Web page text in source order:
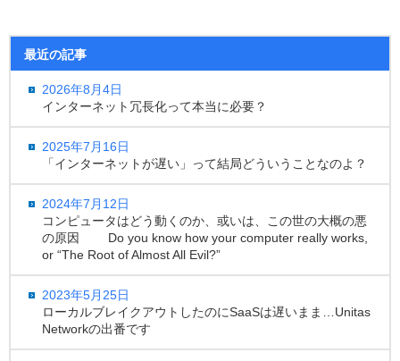
最近の記事
2026年8月4日
インターネット冗長化って本当に必要？
2025年7月16日
「インターネットが遅い」って結局どういうことなのよ？
2024年7月12日
コンピュータはどう動くのか、或いは、この世の大概の悪
の原因 Do you know how your computer really works,
or “The Root of Almost All Evil?”
2023年5月25日
ローカルブレイクアウトしたのにSaaSは遅いまま…Unitas
Networkの出番です